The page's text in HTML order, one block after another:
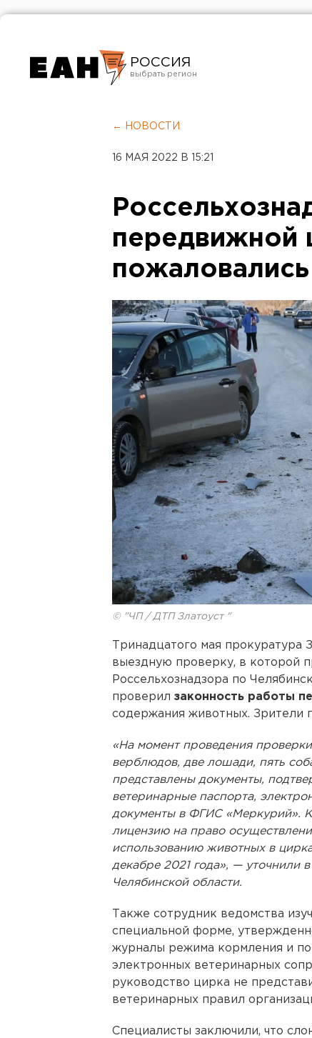
РОССИЯ
Челябинск
← НОВОСТИ
16 МАЯ 2022 В 15:21
передвижной
© "ЧП / ДТП Златоуст "
Тринадцатого мая прокуратура
выездную проверку, в которой
Россельхознадзора по
проверил законность работы
содержания животных. Зрители
«На момент проведения
верблюдов, две лошади, пять
представлены документы,
ветеринарные паспорта,
документы в ФГИС «Меркурий».
лицензию на право
использованию животных в
декабре 2021 года», — уточнили
Челябинской области.
Также сотрудник ведомства
специальной форме,
журналы режима кормления и
электронных ветеринарных
руководство цирка не
ветеринарных правил
Специалисты заключили, что